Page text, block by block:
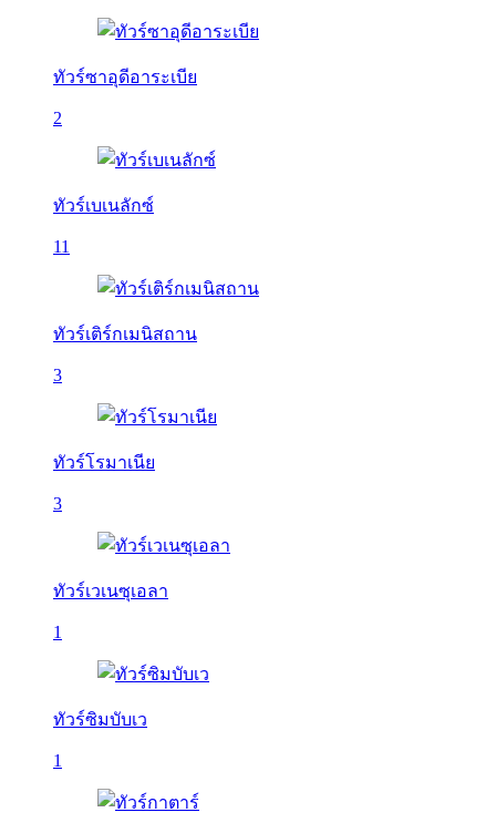
ทัวร์ซาอุดีอาระเบีย
2
ทัวร์เบเนลักซ์
11
ทัวร์เติร์กเมนิสถาน
3
ทัวร์โรมาเนีย
3
ทัวร์เวเนซุเอลา
1
ทัวร์ซิมบับเว
1